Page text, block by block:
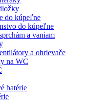
do kúpeľne
do kúpeľne
a vaniam
a ohrievače
na WC
batérie